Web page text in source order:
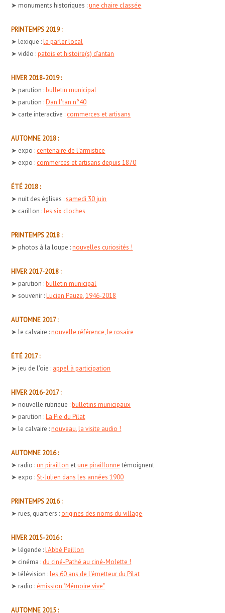
➤ monuments historiques :une chaire classée
PRINTEMPS 2019 :
➤ lexique :le parler local
➤ vidéo :patois et histoire(s) d'antan
HIVER 2018-2019 :
➤ parution :bulletin municipal
➤ parution :Dan l'tan n°40
➤ carte interactive : commerces et artisans
AUTOMNE 2018 :
➤ expo : centenaire de l'armistice
➤ expo : commerces et artisans depuis 1870
ÉTÉ 2018 :
➤ nuit des églises :samedi 30 juin
➤ carillon :les six cloches
PRINTEMPS 2018 :
➤ photos à la loupe :nouvelles curiosités !
HIVER 2017-2018 :
➤ parution :bulletin municipal
➤ souvenir :Lucien Pauze, 1946-2018
AUTOMNE 2017 :
➤ le calvaire :nouvelle référence, le rosaire
ÉTÉ 2017 :
➤ jeu de l'oie : appel à participation
HIVER 2016-2017 :
➤ nouvelle rubrique :bulletins municipaux
➤ parution :La Pie du Pilat
➤ le calvaire :nouveau, la visite audio !
AUTOMNE 2016 :
➤ radio :un piraillon etune piraillonne témoignent
➤ expo :St-Julien dans les années 1900
PRINTEMPS 2016 :
➤ rues, quartiers : origines des noms du village
HIVER 2015-2016 :
➤ légende :l'Abbé Peillon
➤ cinéma : du ciné-Pathé au ciné-Molette !
➤ télévision :les 60 ans de l'émetteur du Pilat
➤ radio : émission "Mémoire vive"
AUTOMNE 2015 :